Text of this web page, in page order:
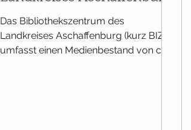
Das Bibliothekszentrum des
Landkreises Aschaffenburg (kurz BIZ)
umfasst einen Medienbestand von ca.